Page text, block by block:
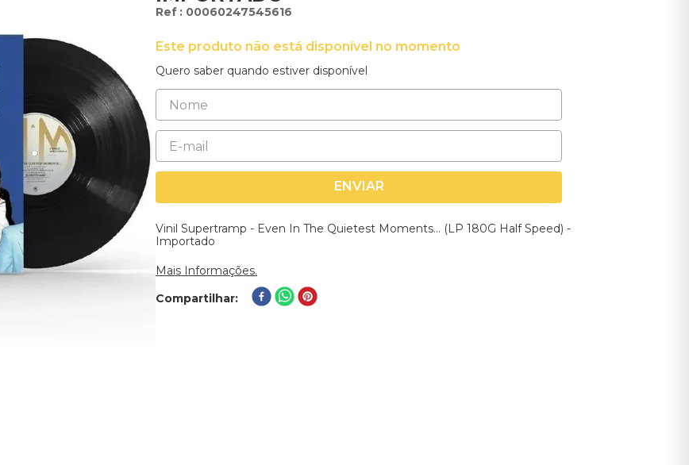
: 00060247545616
Este produto não está disponível no momento
Quero saber quando estiver disponível
ENVIAR
Vinil Supertramp - Even In The Quietest Moments... (LP 180G Half Speed) -
Importado
Mais Informações.
Compartilhar